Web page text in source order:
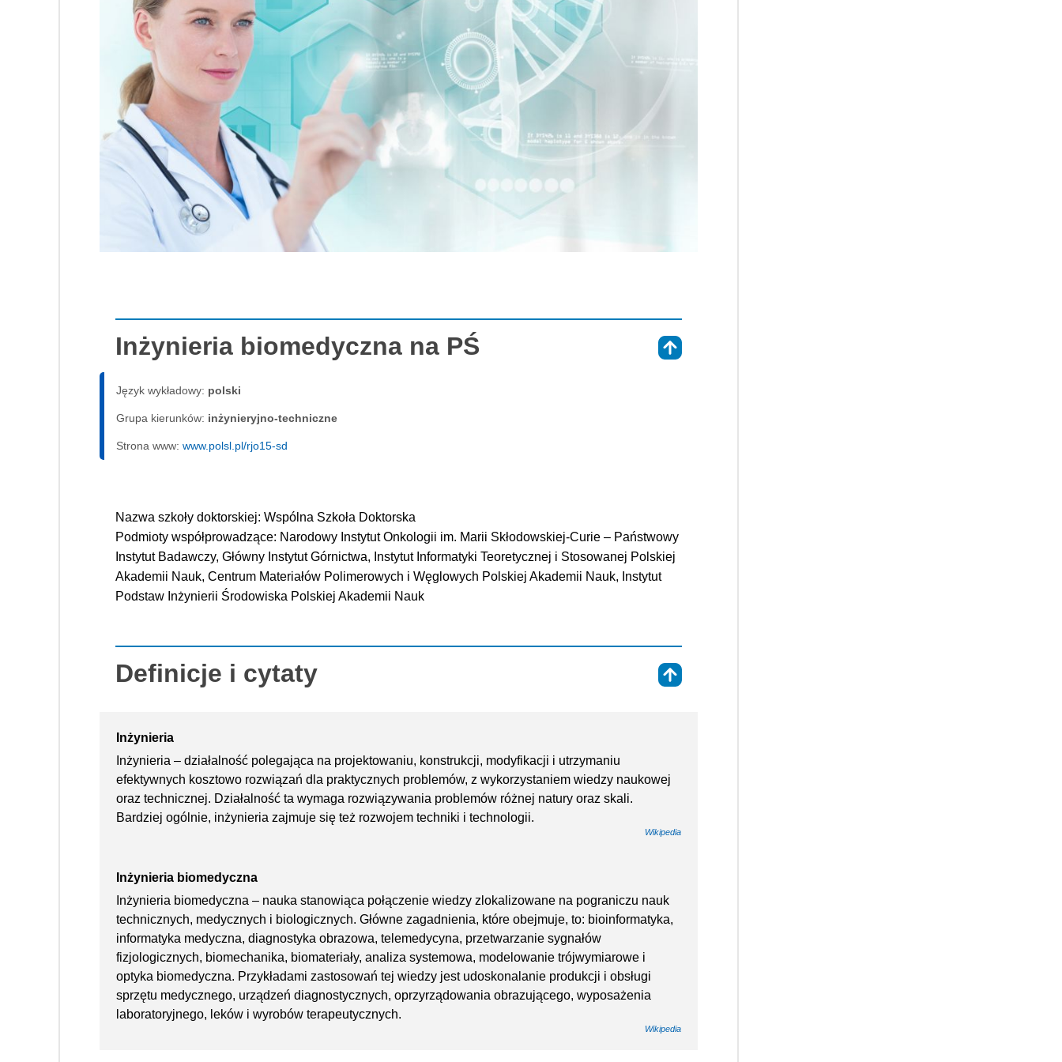
Inżynieria biomedyczna na PŚ
Język wykładowy: polski
Grupa kierunków: inżynieryjno-techniczne
Strona www: www.polsl.pl/rjo15-sd
Nazwa szkoły doktorskiej: Wspólna Szkoła Doktorska
Podmioty współprowadzące: Narodowy Instytut Onkologii im. Marii Skłodowskiej-Curie – Państwowy
Instytut Badawczy, Główny Instytut Górnictwa, Instytut Informatyki Teoretycznej i Stosowanej Polskiej
Akademii Nauk, Centrum Materiałów Polimerowych i Węglowych Polskiej Akademii Nauk, Instytut
Podstaw Inżynierii Środowiska Polskiej Akademii Nauk
Definicje i cytaty
Inżynieria
Inżynieria – działalność polegająca na projektowaniu, konstrukcji, modyfikacji i utrzymaniu
efektywnych kosztowo rozwiązań dla praktycznych problemów, z wykorzystaniem wiedzy naukowej
oraz technicznej. Działalność ta wymaga rozwiązywania problemów różnej natury oraz skali.
Bardziej ogólnie, inżynieria zajmuje się też rozwojem techniki i technologii.
Wikipedia
Inżynieria biomedyczna
Inżynieria biomedyczna – nauka stanowiąca połączenie wiedzy zlokalizowane na pograniczu nauk
technicznych, medycznych i biologicznych. Główne zagadnienia, które obejmuje, to: bioinformatyka,
informatyka medyczna, diagnostyka obrazowa, telemedycyna, przetwarzanie sygnałów
fizjologicznych, biomechanika, biomateriały, analiza systemowa, modelowanie trójwymiarowe i
optyka biomedyczna. Przykładami zastosowań tej wiedzy jest udoskonalanie produkcji i obsługi
sprzętu medycznego, urządzeń diagnostycznych, oprzyrządowania obrazującego, wyposażenia
laboratoryjnego, leków i wyrobów terapeutycznych.
Wikipedia